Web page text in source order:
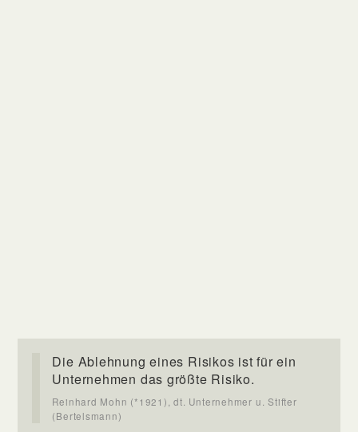
Die Ablehnung eines Risikos ist für ein
Unternehmen das größte Risiko.
Reinhard Mohn (*1921), dt. Unternehmer u. Stifter
(Bertelsmann)